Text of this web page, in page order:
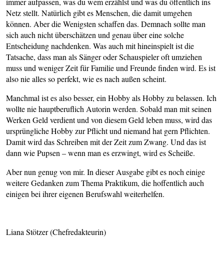
Netz stellt. Natürlich gibt es Menschen, die damit umgehen
können. Aber die Wenigsten schaffen das. Demnach sollte man
sich auch nicht überschätzen und genau über eine solche
Entscheidung nachdenken. Was auch mit hineinspielt ist die
Tatsache, dass man als Sänger oder Schauspieler oft umziehen
muss und weniger Zeit für Familie und Freunde finden wird. Es ist
also nie alles so perfekt, wie es nach außen scheint.
Manchmal ist es also besser, ein Hobby als Hobby zu belassen. Ich
wollte nie hauptberuflich Autorin werden. Sobald man mit seinen
Werken Geld verdient und von diesem Geld leben muss, wird das
ursprüngliche Hobby zur Pflicht und niemand hat gern Pflichten.
Damit wird das Schreiben mit der Zeit zum Zwang. Und das ist
dann wie Pupsen – wenn man es erzwingt, wird es Scheiße.
Aber nun genug von mir. In dieser Ausgabe gibt es noch einige
weitere Gedanken zum Thema Praktikum, die hoffentlich auch
einigen bei ihrer eigenen Berufswahl weiterhelfen.
Liana Stötzer (Chefredakteurin)